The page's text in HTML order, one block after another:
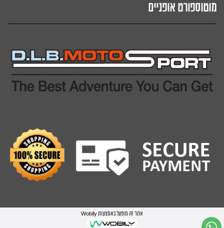
מוטוספורט אופניים
אתר זה מופעל באמצעות Wobily